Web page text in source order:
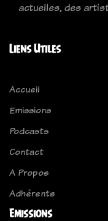
actuelles, des
Liens Utiles
Accueil
Emissions
Podcasts
Contact
A Propos
Adhérents
Emissions